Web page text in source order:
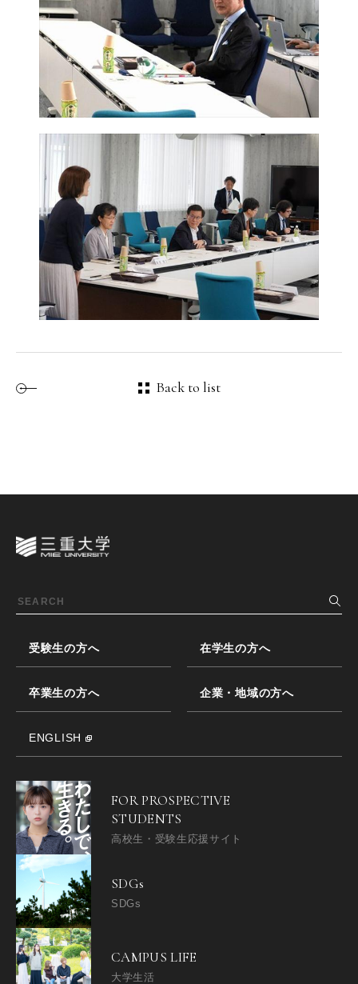
Back to list
受験生の方へ 在学生の方へ
卒業生の方へ 企業・地域の方へ
ENGLISH
FOR PROSPECTIVE
STUDENTS
高校生・受験生応援サイト
SDGs
SDGs
CAMPUS LIFE
大学生活